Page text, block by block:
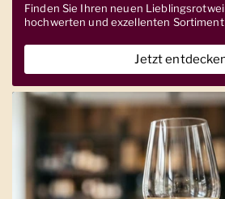
Finden Sie Ihren neuen
hochwerten und exzellenten Sortiment
Jetzt